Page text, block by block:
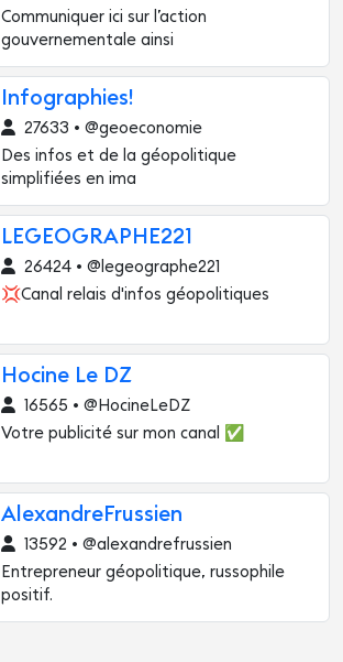
Communiquer ici sur l’action
gouvernementale ainsi
Infographies!
27633 • @geoeconomie
Des infos et de la géopolitique
simplifiées en ima
LEGEOGRAPHE221
26424 • @legeographe221
💢Canal relais d'infos géopolitiques
Hocine Le DZ
16565 • @HocineLeDZ
Votre publicité sur mon canal ✅️
AlexandreFrussien
13592 • @alexandrefrussien
Entrepreneur géopolitique, russophile
positif.